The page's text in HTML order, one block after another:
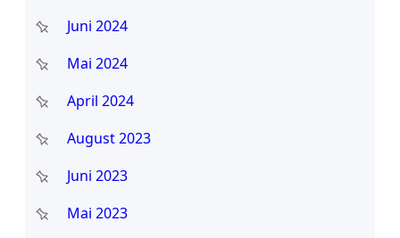
Juni 2024
Mai 2024
April 2024
August 2023
Juni 2023
Mai 2023